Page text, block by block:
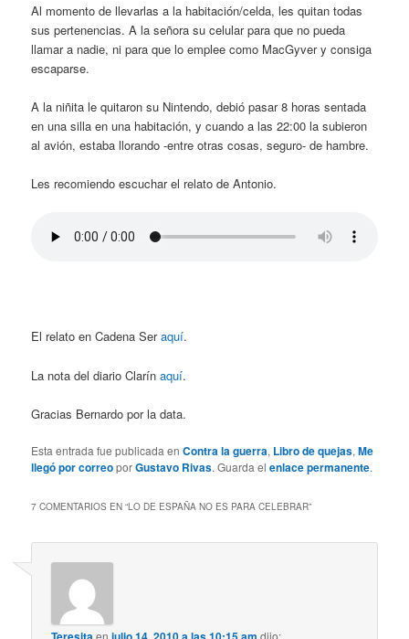
Al momento de llevarlas a la habitación/celda, les quitan todas
sus pertenencias. A la señora su celular para que no pueda
llamar a nadie, ni para que lo emplee como MacGyver y consiga
escaparse.
A la niñita le quitaron su Nintendo, debió pasar 8 horas sentada
en una silla en una habitación, y cuando a las 22:00 la subieron
al avión, estaba llorando -entre otras cosas, seguro- de hambre.
Les recomiendo escuchar el relato de Antonio.
El relato en Cadena Seraquí.
La nota del diario Clarínaquí.
Gracias Bernardo por la data.
Esta entrada fue publicada enContra la guerra, Libro de quejas,Me
llegó por correoporGustavo Rivas. Guarda elenlace permanente.
7 COMENTARIOS EN “LO DE ESPAÑA NO ES PARA CELEBRAR”
en dijo: